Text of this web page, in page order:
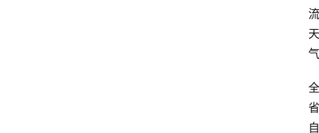
流
天
气
全
省
自